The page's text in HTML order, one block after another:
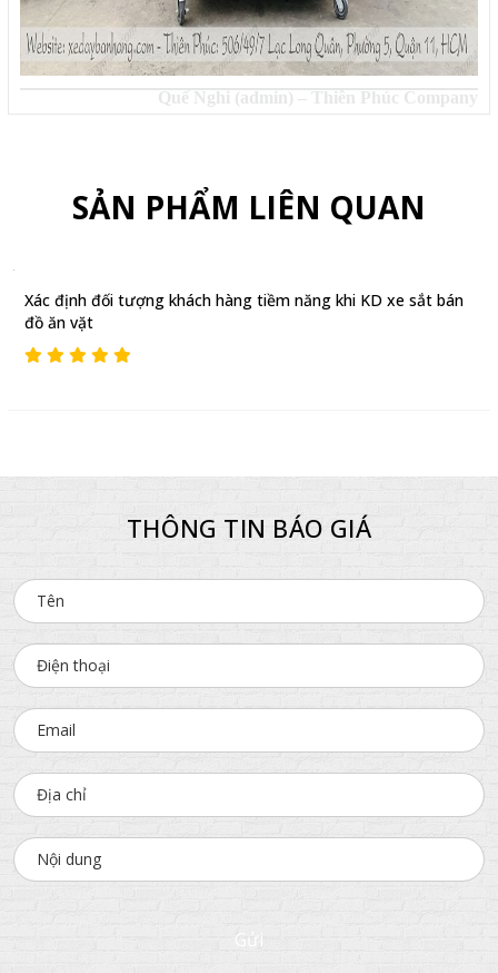
Quế Nghi (admin) – Thiên Phúc Company
SẢN PHẨM LIÊN QUAN
Xác định đối tượng khách hàng tiềm năng khi KD xe sắt bán
đồ ăn vặt
THÔNG TIN BÁO GIÁ
Gửi